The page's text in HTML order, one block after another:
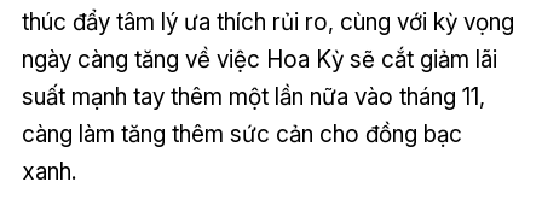
thúc đẩy tâm lý ưa thích rủi ro, cùng với kỳ vọng
ngày càng tăng về việc Hoa Kỳ sẽ cắt giảm lãi
suất mạnh tay thêm một lần nữa vào tháng 11,
càng làm tăng thêm sức cản cho đồng bạc
xanh.